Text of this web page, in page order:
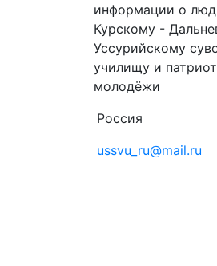
информации о
Курскому -
Уссурийскому
училищу и
молодёжи
Россия
ussvu_ru@mail.ru